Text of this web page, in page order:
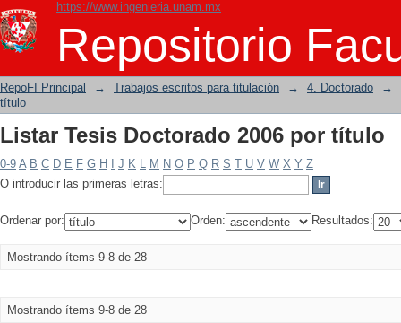
https://www.ingenieria.unam.mx
Repositorio
Listar Tesis Doctorado 2006 por título
RepoFI Principal → Trabajos escritos para titulación → 4. Doctorado
→
título
Listar Tesis Doctorado 2006 por título
0-9 A B C D E F G H J K L M N O P Q R S T U V W X Y Z
O introducir las primeras letras:
Ordenar por: Orden: Resultados:
Mostrando ítems 9-8 de 28
Mostrando ítems 9-8 de 28